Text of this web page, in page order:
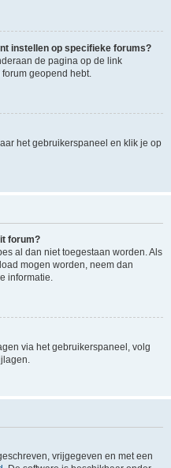
instellen op specifieke forums?
de pagina op de link
forum geopend hebt.
het gebruikerspaneel en klik je op
forum?
al dan niet toegestaan worden. Als
mogen worden, neem dan
informatie.
via het gebruikerspaneel, volg
vrijgegeven en met een